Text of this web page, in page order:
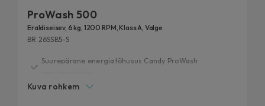
ProWash 500
Eraldiseisev, 6 kg, 1200 RPM, Klass A, Valge
BR 26SSB5-S
Suurepärane energiatõhusus Candy ProWash
20 aasta jooksul testitud
Kuva rohkem